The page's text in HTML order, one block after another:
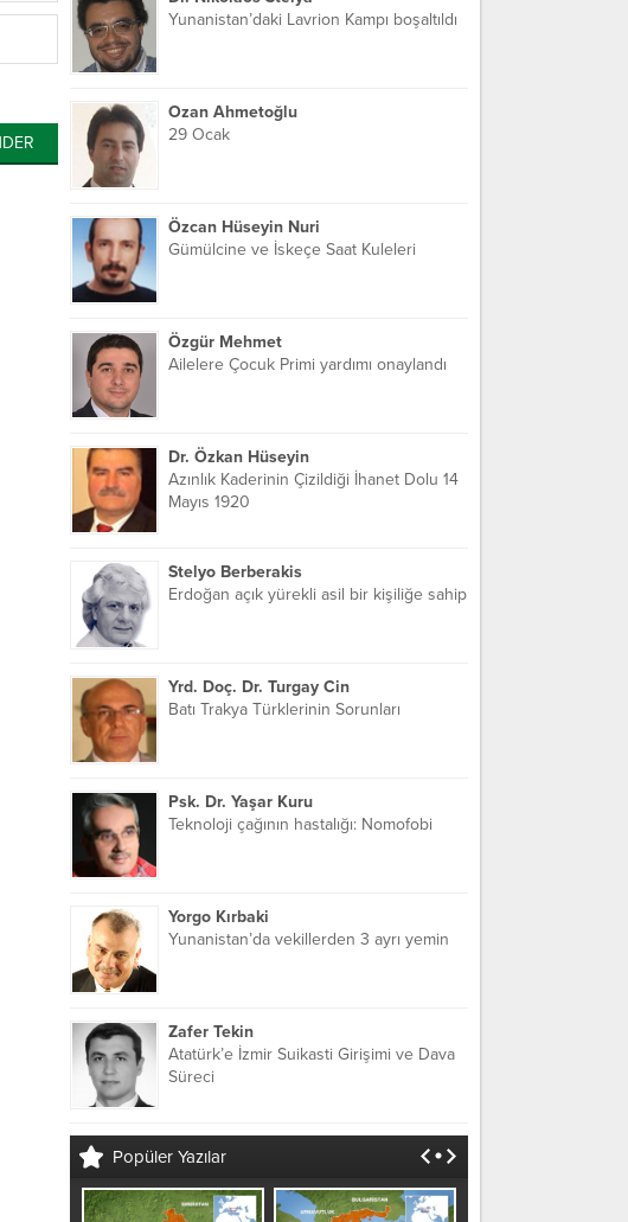
Yunanistan’daki Lavrion Kampı boşaltıldı
Ozan Ahmetoğlu
29 Ocak
Özcan Hüseyin Nuri
Gümülcine ve İskeçe Saat Kuleleri
Özgür Mehmet
Ailelere Çocuk Primi yardımı onaylandı
Dr. Özkan Hüseyin
Azınlık Kaderinin Çizildiği İhanet Dolu 14
Mayıs 1920
Stelyo Berberakis
Erdoğan açık yürekli asil bir kişiliğe sahip
Yrd. Doç. Dr. Turgay Cin
Batı Trakya Türklerinin Sorunları
Psk. Dr. Yaşar Kuru
Teknoloji çağının hastalığı: Nomofobi
Yorgo Kırbaki
Yunanistan’da vekillerden 3 ayrı yemin
Zafer Tekin
Atatürk’e İzmir Suikasti Girişimi ve Dava
Süreci
Popüler Yazılar